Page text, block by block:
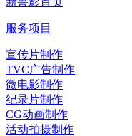
服务项目
宣传片制作
TVC广告制作
微电影制作
纪录片制作
CG动画制作
活动拍摄制作